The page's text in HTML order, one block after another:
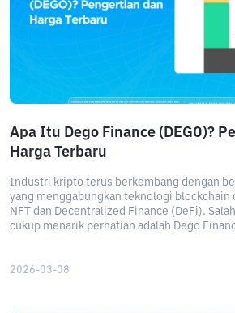
Apa Itu Dego Finance (DEGO)?
Harga Terbaru
Industri kripto terus berkembang dengan
yang menggabungkan teknologi blockchain
NFT dan Decentralized Finance (DeFi).
cukup menarik perhatian adalah Dego
2026-03-08